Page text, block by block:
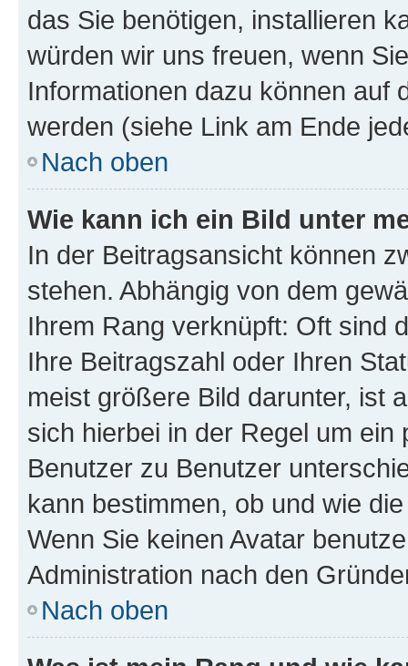
das Sie benötigen, installieren
würden wir uns freuen, wenn
Informationen dazu können auf
werden (siehe Link am Ende
Nach oben
Wie kann ich ein Bild unter
In der Beitragsansicht können
stehen. Abhängig von dem
Ihrem Rang verknüpft: Oft sind
Ihre Beitragszahl oder Ihren
meist größere Bild darunter, ist
sich hierbei in der Regel um
Benutzer zu Benutzer
kann bestimmen, ob und wie
Wenn Sie keinen Avatar
Administration nach den
Nach oben